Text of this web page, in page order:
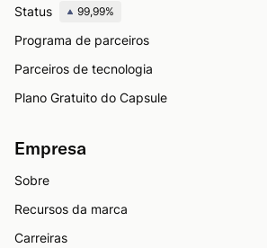
Status
99,99%
Programa de parceiros
Parceiros de tecnologia
Plano Gratuito do Capsule
Empresa
Sobre
Recursos da marca
Carreiras